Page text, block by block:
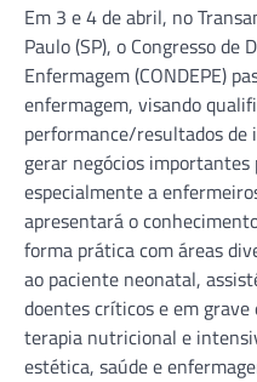
Em 3 e 4 de abril, no
Paulo (SP), o Congresso
Enfermagem (CONDEPE)
enfermagem, visando
performance/resultados de
gerar negócios importantes
especialmente a
apresentará o
forma prática com áreas
ao paciente neonatal,
doentes críticos e em
terapia nutricional e
estética, saúde e